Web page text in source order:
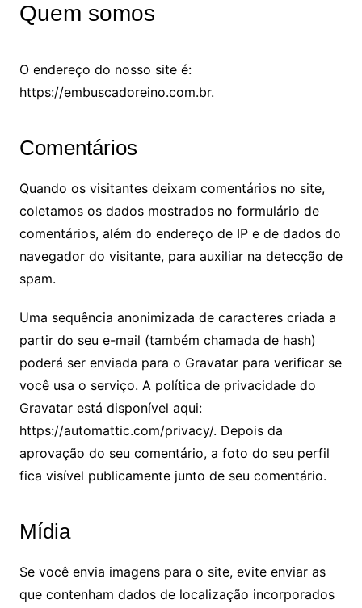
Quem somos
O endereço do nosso site é:
https://embuscadoreino.com.br.
Comentários
Quando os visitantes deixam comentários no site,
coletamos os dados mostrados no formulário de
comentários, além do endereço de IP e de dados do
navegador do visitante, para auxiliar na detecção de
spam.
Uma sequência anonimizada de caracteres criada a
partir do seu e-mail (também chamada de hash)
poderá ser enviada para o Gravatar para verificar se
você usa o serviço. A política de privacidade do
Gravatar está disponível aqui:
https://automattic.com/privacy/. Depois da
aprovação do seu comentário, a foto do seu perfil
fica visível publicamente junto de seu comentário.
Mídia
Se você envia imagens para o site, evite enviar as
que contenham dados de localização incorporados